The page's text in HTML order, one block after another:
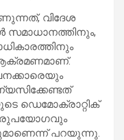
വിദേശ
സമാധാനത്തിനും,
ഡെമോക്രാറ്റിക്
പറയുന്നു.